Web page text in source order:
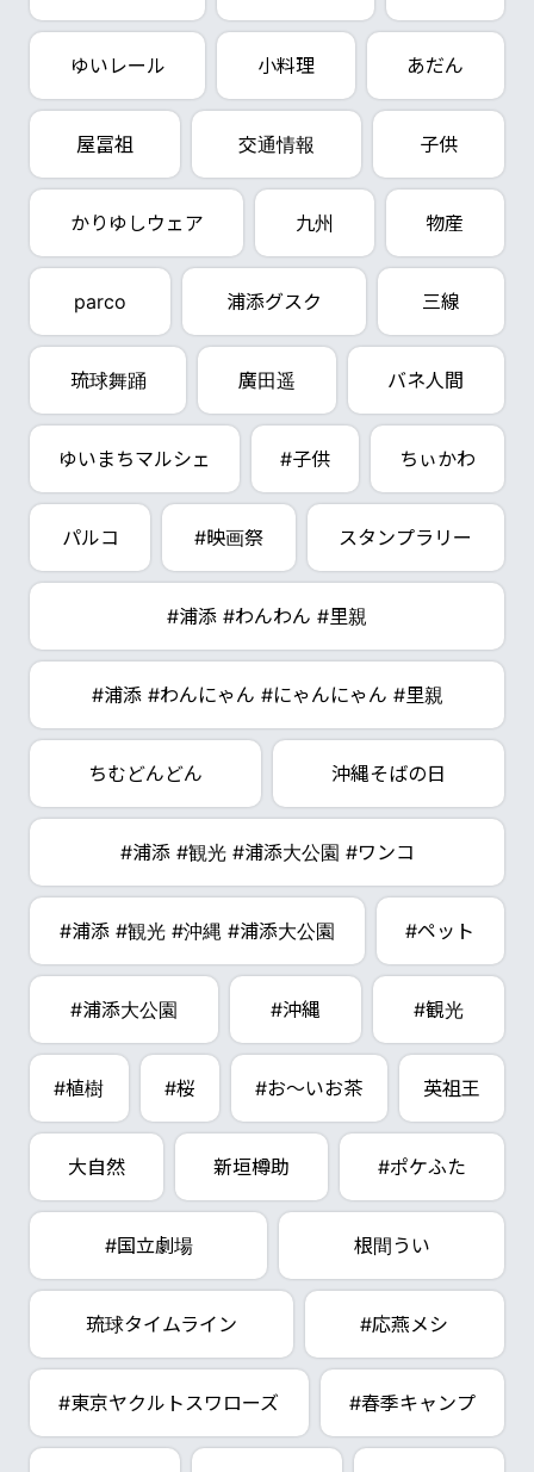
ゆいレール 小料理 あだん
屋冨祖 交通情報 子供
かりゆしウェア 九州 物産
parco 浦添グスク 三線
琉球舞踊 廣田遥 バネ人間
ゆいまちマルシェ #子供 ちぃかわ
パルコ #映画祭 スタンプラリー
#浦添 #わんわん #里親
#浦添 #わんにゃん #にゃんにゃん #里親
ちむどんどん 沖縄そばの日
#浦添 #観光 #浦添大公園 #ワンコ
#浦添 #観光 #沖縄 #浦添大公園 #ペット
#浦添大公園 #沖縄 #観光
#植樹 #桜 #お～いお茶 英祖王
大自然 新垣樽助 #ポケふた
#国立劇場 根間うい
琉球タイムライン #応燕メシ
#東京ヤクルトスワローズ #春季キャンプ